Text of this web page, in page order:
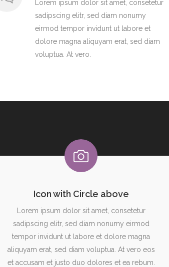
Lorem ipsum dolor sit amet, consetetur
sadipscing elitr, sed diam nonumy
eirmod tempor invidunt ut labore et
dolore magna aliquyam erat, sed diam
voluptua. At vero.
Icon with Circle above
Lorem ipsum dolor sit amet, consetetur
sadipscing elitr, sed diam nonumy eirmod
tempor invidunt ut labore et dolore magna
aliquyam erat, sed diam voluptua. At vero eos
et accusam et justo duo dolores et ea rebum.